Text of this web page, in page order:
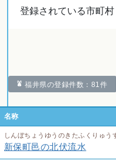
登録されている市町村
福井県の登録件数：81件
名称
しんぼちょうゆうのきたふくりゅう
新保町邑の北伏流水